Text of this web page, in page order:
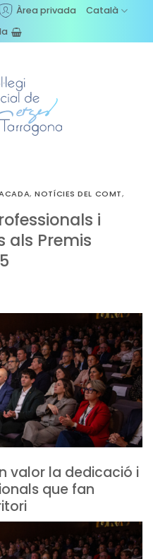
Àrea privada
Català
,NOTÍCIES DEL COMT,
i
als Premis
valor la dedicació i
que fan